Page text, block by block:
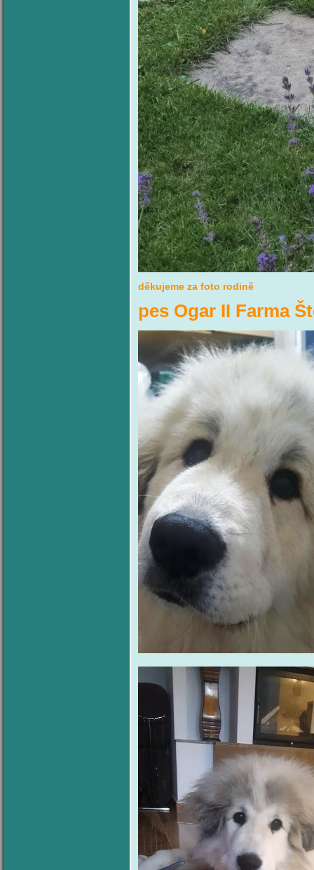
děkujeme za foto rodině
pes Ogar II Farma